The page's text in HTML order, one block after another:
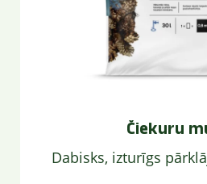
Čiekuru
Dabisks, izturīgs